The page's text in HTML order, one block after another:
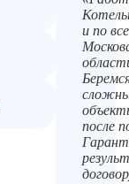
и по
после